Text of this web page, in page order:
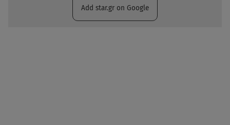
Add star.gr on Google